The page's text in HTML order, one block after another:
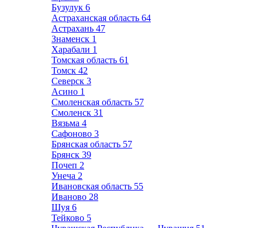
Бузулук 6
Астраханская область 64
Астрахань 47
Знаменск 1
Харабали 1
Томская область 61
Томск 42
Северск 3
Асино 1
Смоленская область 57
Смоленск 31
Вязьма 4
Сафоново 3
Брянская область 57
Брянск 39
Почеп 2
Унеча 2
Ивановская область 55
Иваново 28
Шуя 6
Тейково 5